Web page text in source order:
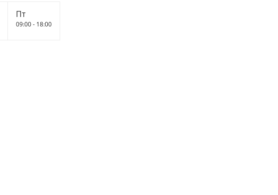
Пт
09:00 - 18:00